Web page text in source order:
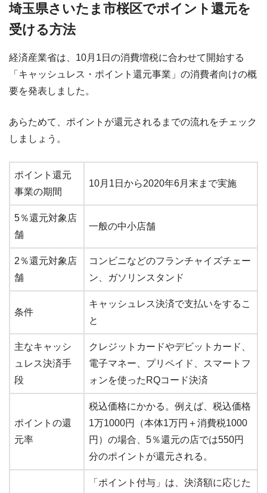
埼玉県さいたま市桜区でポイント還元を
受ける方法
経済産業省は、10月1日の消費増税に合わせて開始する
「キャッシュレス・ポイント還元事業」の消費者向けの概
要を発表しました。
あらためて、ポイントが還元されるまでの流れをチェック
しましょう。
ポイント還元
事業の期間
10月1日から2020年6月末まで実施
5％還元対象店
舗
一般の中小店舗
2％還元対象店
舗
コンビニなどのフランチャイズチェー
ン、ガソリンスタンド
条件
キャッシュレス決済で支払いをするこ
と
主なキャッシ
ュレス決済手
段
クレジットカードやデビットカード、
電子マネー、プリペイド、スマートフ
ォンを使ったRQコード決済
ポイントの還
元率
税込価格にかかる。例えば、税込価格
1万1000円（本体1万円＋消費税1000
円）の場合、5％還元の店では550円
分のポイントが還元される。
「ポイント付与」は、決済額に応じた